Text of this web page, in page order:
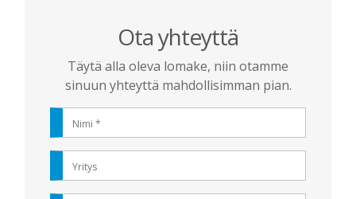
Ota yhteyttä
Täytä alla oleva lomake, niin otamme
sinuun yhteyttä mahdollisimman pian.